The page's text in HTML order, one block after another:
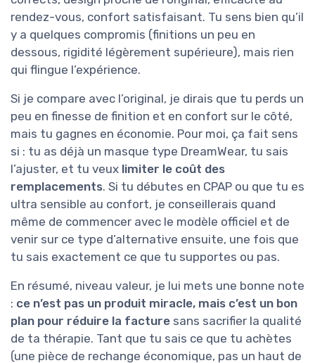
rendez-vous, confort satisfaisant. Tu sens bien qu’il
y a quelques compromis (finitions un peu en
dessous, rigidité légèrement supérieure), mais rien
qui flingue l’expérience.
Si je compare avec l’original, je dirais que tu perds un
peu en finesse de finition et en confort sur le côté,
mais tu gagnes en économie. Pour moi, ça fait sens
si : tu as déjà un masque type DreamWear, tu sais
l’ajuster, et tu veux limiter le coût des
remplacements. Si tu débutes en CPAP ou que tu es
ultra sensible au confort, je conseillerais quand
même de commencer avec le modèle officiel et de
venir sur ce type d’alternative ensuite, une fois que
tu sais exactement ce que tu supportes ou pas.
En résumé, niveau valeur, je lui mets une bonne note
: ce n’est pas un produit miracle, mais c’est un bon
plan pour réduire la facture sans sacrifier la qualité
de ta thérapie. Tant que tu sais ce que tu achètes
(une pièce de rechange économique, pas un haut de